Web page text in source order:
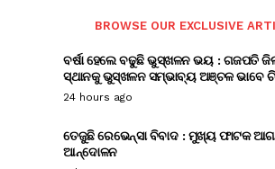
BROWSE OUR EXCLUSIVE
ବର୍ଷା ହେଲେ ବଢୁଛି ଭୁସ୍ଖଳନ ଭୟ : ଗଜପତି
ସ୍ଥାନକୁ ଭୁସ୍ଖଳନ ସମ୍ଭାବ୍ୟ ଅଞ୍ଚଳ ଭାବେ
24 hours ago
ତେଜୁଛି ରେଭେନ୍ସା ବିବାଦ : ମୁଖ୍ୟ ଫାଟକ
ଆନ୍ଦୋଳନ